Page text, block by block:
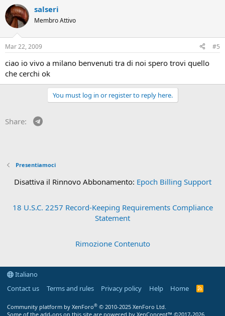
salseri
Membro Attivo
Mar 22, 2009 #5
ciao io vivo a milano benvenuti tra di noi spero trovi quello
che cerchi ok
You must log in or register to reply here.
Share:
Presentiamoci
Disattiva il Rinnovo Abbonamento: Epoch Billing Support
18 U.S.C. 2257 Record-Keeping Requirements Compliance
Statement
Rimozione Contenuto
Italiano
Contact us
Terms and rules Privacy policy Help Home
R
Community platform by XenForo® © 2010-2025 XenForo Ltd.
Some of the add-ons on this site are powered by XenConcept™ ©2017-2026